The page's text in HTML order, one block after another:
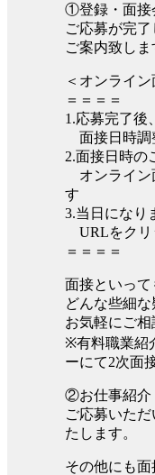
①登録・面接
ご応募が完
ご案内致しま
＜オンライ
＝＝＝＝
1.応募完了後
面接日時調
2.面接日時の
オンライン
す
3.当日になり
URLをクリ
＝＝＝＝
面接といって
どんな些細な
お気軽にご相
※有料職業紹
ーにて2次面
②お仕事紹介
ご応募いた
たします。
その他にも面